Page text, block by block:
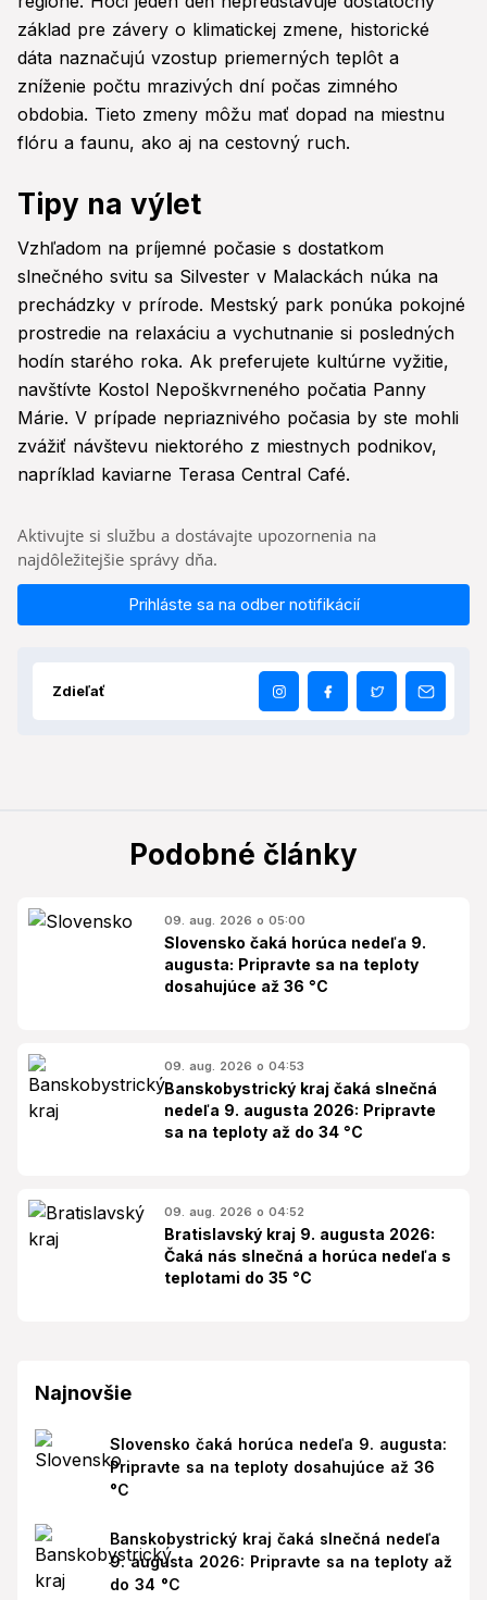
základ pre závery o klimatickej zmene, historické
dáta naznačujú vzostup priemerných teplôt a
zníženie počtu mrazivých dní počas zimného
obdobia. Tieto zmeny môžu mať dopad na miestnu
flóru a faunu, ako aj na cestovný ruch.
Tipy na výlet
Vzhľadom na príjemné počasie s dostatkom
slnečného svitu sa Silvester v Malackách núka na
prechádzky v prírode. Mestský park ponúka pokojné
prostredie na relaxáciu a vychutnanie si posledných
hodín starého roka. Ak preferujete kultúrne vyžitie,
navštívte Kostol Nepoškvrneného počatia Panny
Márie. V prípade nepriaznivého počasia by ste mohli
zvážiť návštevu niektorého z miestnych podnikov,
napríklad kaviarne Terasa Central Café.
Aktivujte si službu a dostávajte upozornenia na
najdôležitejšie správy dňa.
Prihláste sa na odber notifikácií
Zdieľať
Podobné články
09. aug. 2026 o 05:00
Slovensko čaká horúca nedeľa 9.
augusta: Pripravte sa na teploty
dosahujúce až 36 °C
09. aug. 2026 o 04:53
Banskobystrický kraj čaká slnečná
nedeľa 9. augusta 2026: Pripravte
sa na teploty až do 34 °C
09. aug. 2026 o 04:52
Bratislavský kraj 9. augusta 2026:
Čaká nás slnečná a horúca nedeľa s
teplotami do 35 °C
Najnovšie
Slovensko čaká horúca nedeľa 9. augusta:
Pripravte sa na teploty dosahujúce až 36
°C
Banskobystrický kraj čaká slnečná nedeľa
9. augusta 2026: Pripravte sa na teploty až
do 34 °C